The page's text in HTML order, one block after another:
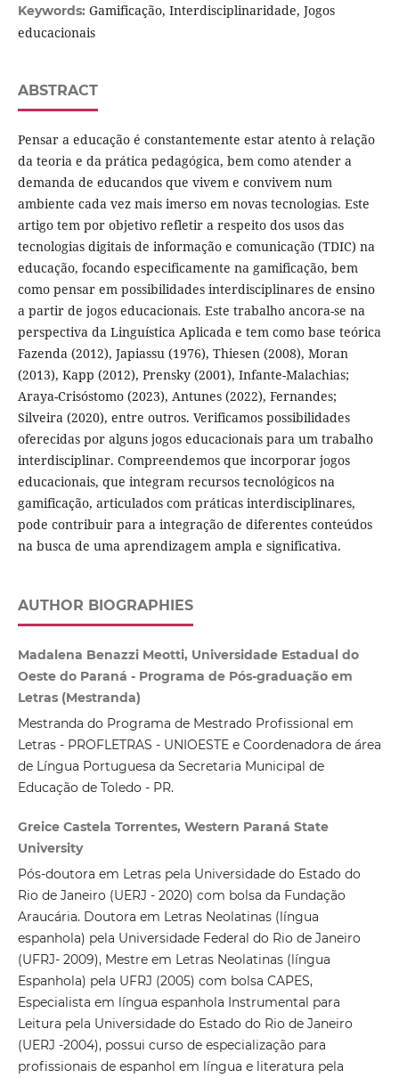
Keywords: Gamificação, Interdisciplinaridade, Jogos
educacionais
ABSTRACT
Pensar a educação é constantemente estar atento à relação
da teoria e da prática pedagógica, bem como atender a
demanda de educandos que vivem e convivem num
ambiente cada vez mais imerso em novas tecnologias. Este
artigo tem por objetivo refletir a respeito dos usos das
tecnologias digitais de informação e comunicação (TDIC) na
educação, focando especificamente na gamificação, bem
como pensar em possibilidades interdisciplinares de ensino
a partir de jogos educacionais. Este trabalho ancora-se na
perspectiva da Linguística Aplicada e tem como base teórica
Fazenda (2012), Japiassu (1976), Thiesen (2008), Moran
(2013), Kapp (2012), Prensky (2001), Infante-Malachias;
Araya-Crisóstomo (2023), Antunes (2022), Fernandes;
Silveira (2020), entre outros. Verificamos possibilidades
oferecidas por alguns jogos educacionais para um trabalho
interdisciplinar. Compreendemos que incorporar jogos
educacionais, que integram recursos tecnológicos na
gamificação, articulados com práticas interdisciplinares,
pode contribuir para a integração de diferentes conteúdos
na busca de uma aprendizagem ampla e significativa.
AUTHOR BIOGRAPHIES
Madalena Benazzi Meotti, Universidade Estadual do
Oeste do Paraná - Programa de Pós-graduação em
Letras (Mestranda)
Mestranda do Programa de Mestrado Profissional em
Letras - PROFLETRAS - UNIOESTE e Coordenadora de área
de Língua Portuguesa da Secretaria Municipal de
Educação de Toledo - PR.
Greice Castela Torrentes, Western Paraná State
University
Pós-doutora em Letras pela Universidade do Estado do
Rio de Janeiro (UERJ - 2020) com bolsa da Fundação
Araucária. Doutora em Letras Neolatinas (língua
espanhola) pela Universidade Federal do Rio de Janeiro
(UFRJ- 2009), Mestre em Letras Neolatinas (língua
Espanhola) pela UFRJ (2005) com bolsa CAPES,
Especialista em língua espanhola Instrumental para
Leitura pela Universidade do Estado do Rio de Janeiro
(UERJ -2004), possui curso de especialização para
profissionais de espanhol em língua e literatura pela